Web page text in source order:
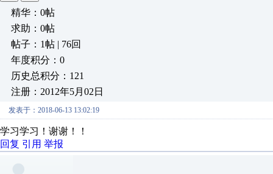
精华：0帖
求助：0帖
帖子：1帖 | 76回
年度积分：0
历史总积分：121
注册：2012年5月02日
发表于：2018-06-13 13:02:19
学习学习！谢谢！！
回复 引用 举报